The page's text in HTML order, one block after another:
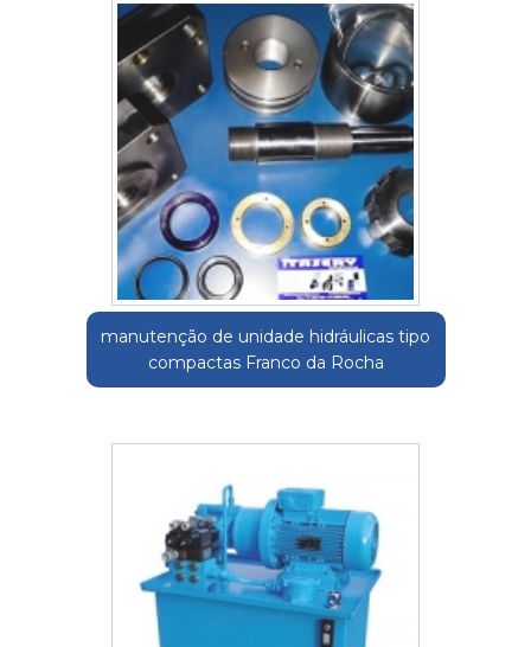
manutenção de unidade hidráulicas tipo
compactas Franco da Rocha